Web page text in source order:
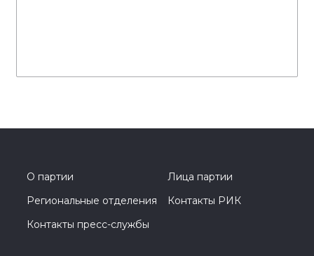
О партии
Лица партии
Региональные отделения
Контакты РИК
Контакты пресс-службы